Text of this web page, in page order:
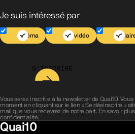
Je suis intéressé par
Cinéma Jeu vidéo
S’INSCRIRE
Vous serez inscrit·e à la newsletter de Quai10.
moment en cliquant sur le lien « Se désinscrire »
mail que vous recevrez de notre part. En savoir
confidentialité.
Quai10